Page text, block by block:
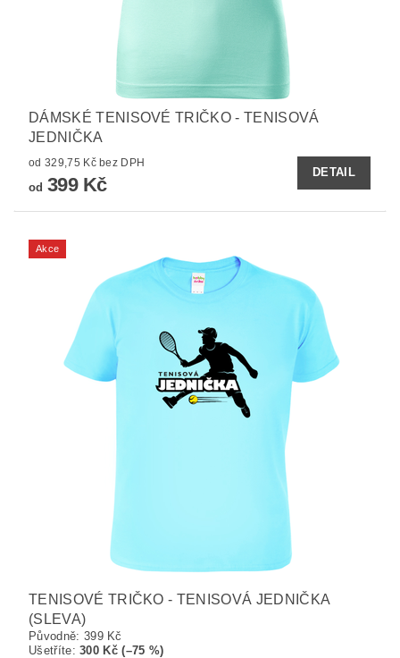
DÁMSKÉ TENISOVÉ TRIČKO - TENISOVÁ
JEDNIČKA
od 329,75 Kč bez DPH
od 399 Kč
DETAIL
Akce
TENISOVÉ TRIČKO - TENISOVÁ JEDNIČKA
(SLEVA)
Původně: 399 Kč
Ušetříte:300 Kč (–75 %)